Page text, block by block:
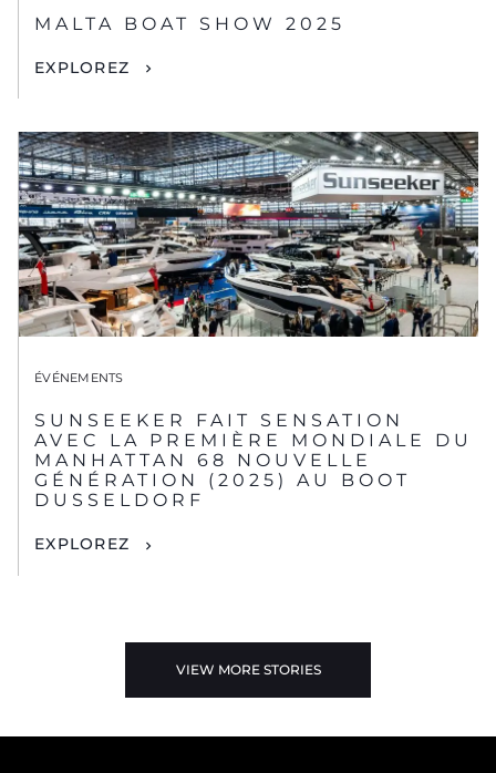
MALTA BOAT SHOW 2025
EXPLOREZ
ÉVÉNEMENTS
SUNSEEKER FAIT SENSATION
AVEC LA PREMIÈRE MONDIALE DU
MANHATTAN 68 NOUVELLE
GÉNÉRATION (2025) AU BOOT
DUSSELDORF
EXPLOREZ
VIEW MORE STORIES